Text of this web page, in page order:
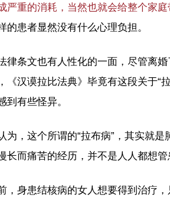
严重的消耗，当然也就会给整个家
的患者显然没有什么心理负担。
律条文也有人性化的一面，尽管离
《汉谟拉比法典》毕竟有这段关于“
到有些怪异。
为，这个所谓的“拉布病”，其实就
长而痛苦的经历，并不是人人都想
，身患结核病的女人想要得到治疗